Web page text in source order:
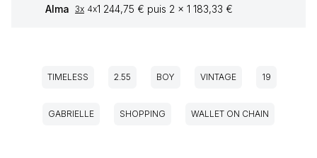
Alma 3x 4x1 244,75 € puis 2 x 1 183,33 €
TIMELESS 2.55 BOY VINTAGE 19
GABRIELLE SHOPPING WALLET ON CHAIN